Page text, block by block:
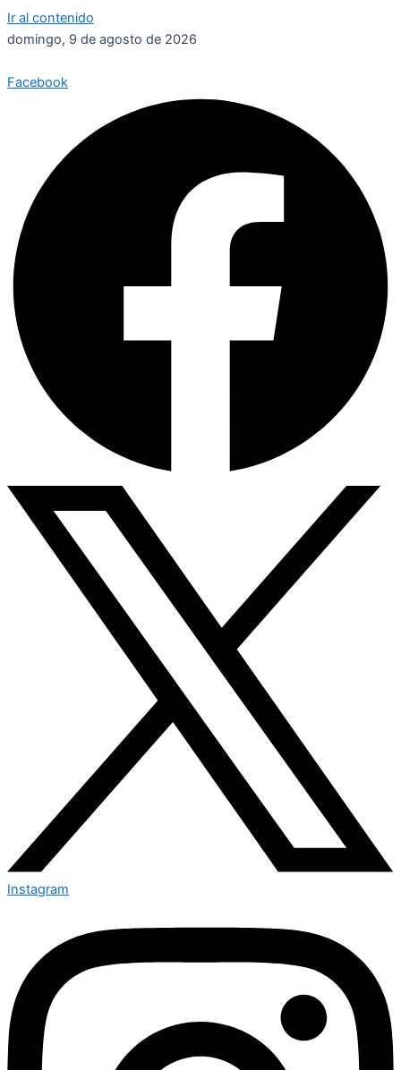
Ir al contenido
domingo, 9 de agosto de 2026
Facebook
Instagram